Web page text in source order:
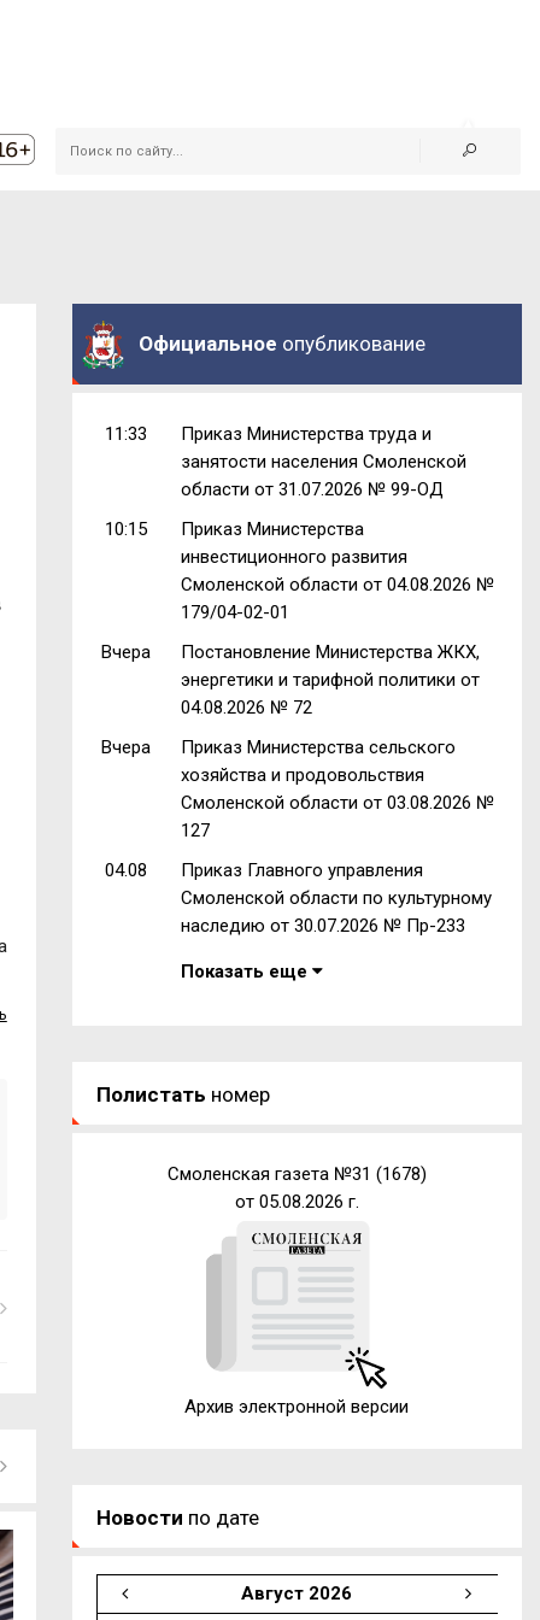
Официальное опубликование
11:33
Приказ Министерства труда и
занятости населения Смоленской
области от 31.07.2026 № 99-ОД
10:15
Приказ Министерства
инвестиционного развития
Смоленской области от 04.08.2026 №
179/04-02-01
Вчера
Постановление Министерства ЖКХ,
энергетики и тарифной политики от
04.08.2026 № 72
Вчера
Приказ Министерства сельского
хозяйства и продовольствия
Смоленской области от 03.08.2026 №
127
04.08
Приказ Главного управления
Смоленской области по культурному
наследию от 30.07.2026 № Пр-233
Показать еще
Полистать номер
Смоленская газета №31 (1678)
от 05.08.2026 г.
Архив электронной версии
Новости по дате
Август 2026